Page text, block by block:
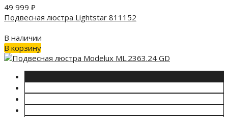
49 999 ₽
Подвесная люстра Lightstar 811152
В наличии
В корзину